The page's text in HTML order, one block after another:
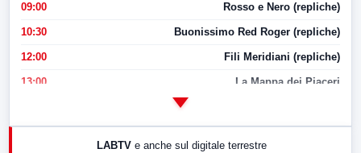
09:00 Rosso e Nero (repliche)
10:30 Buonissimo Red Roger (repliche)
12:00 Fili Meridiani (repliche)
13:00 La Mappa dei Piaceri
LABTV e anche sul digitale terrestre